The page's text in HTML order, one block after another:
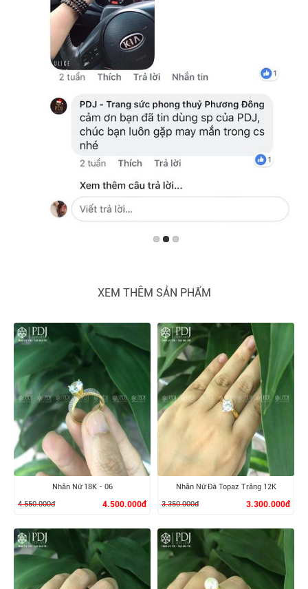
XEM THÊM SẢN PHẨM
Nhẫn Nữ 18K - 06
4.550.000đ
4.500.000đ
Nhẫn Nữ Đá Topaz Trắng 12K
3.350.000đ
3.300.000đ